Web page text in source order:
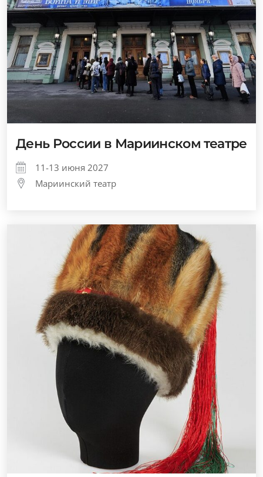
День России в Мариинском театре
11-13 июня 2027
Мариинский театр